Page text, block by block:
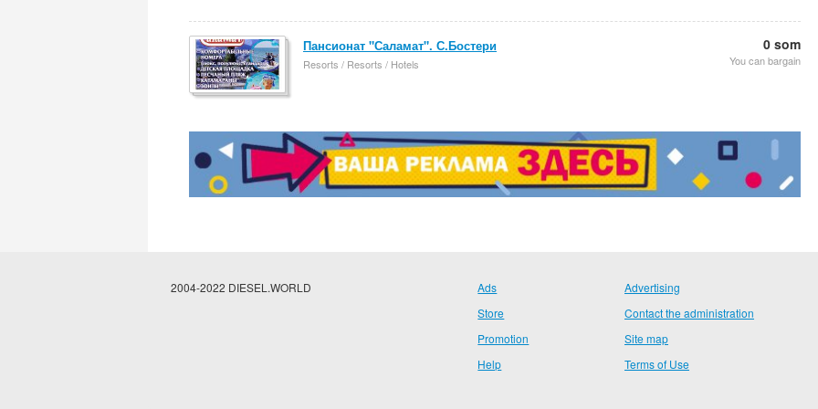
Пансионат "Саламат". С.Бостери
Resorts / Resorts / Hotels
0 som
You can bargain
2004-2022 DIESEL.WORLD
Ads
Store
Promotion
Help
Advertising
Contact the administration
Site map
Terms of Use